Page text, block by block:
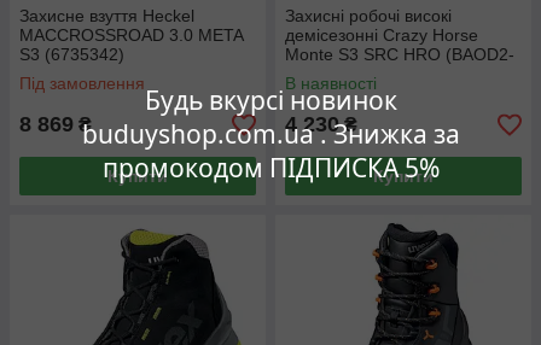
Будь вкурсі новинок
buduyshop.com.ua . Знижка за
промокодом ПІДПИСКА 5%
Захисне взуття Heckel
MACCROSSROAD 3.0 META
S3 (6735342)
Під замовлення
8 869 ₴
Купити
Захисні робочі високі
демісезонні Crazy Horse
Моntе S3 SRC HRO (BAOD2-
CRAZY6) 42
В наявності
4 230₴
Купити